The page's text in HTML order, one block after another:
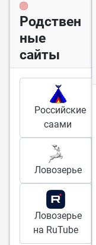
Родствен
ные
сайты
Российские
саами
Ловозерье
Ловозерье
на RuTube